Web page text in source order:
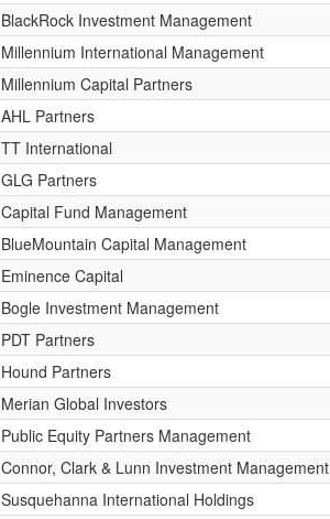
BlackRock Investment Management
Millennium International Management
Millennium Capital Partners
AHL Partners
TT International
GLG Partners
Capital Fund Management
BlueMountain Capital Management
Eminence Capital
Bogle Investment Management
PDT Partners
Hound Partners
Merian Global Investors
Public Equity Partners Management
Connor, Clark & Lunn Investment Management
Susquehanna International Holdings